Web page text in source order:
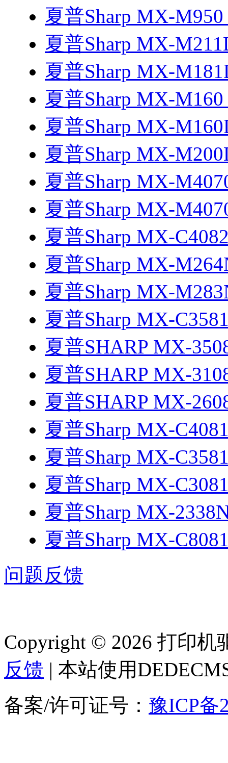
夏普Sharp MX-
夏普Sharp MX-
夏普Sharp MX-
夏普Sharp MX-
夏普Sharp MX-
夏普Sharp MX-
夏普Sharp MX-
夏普Sharp MX-
夏普Sharp MX-
夏普Sharp MX-
夏普Sharp MX-
夏普Sharp MX-
夏普SHARP MX-
夏普SHARP MX-
夏普SHARP MX-
夏普Sharp MX-
夏普Sharp MX-
夏普Sharp MX-
夏普Sharp MX-
夏普Sharp MX-
问题反馈
Copyright © 2026 打印
反馈 | 本站使用
备案/许可证号： 豫ICP备